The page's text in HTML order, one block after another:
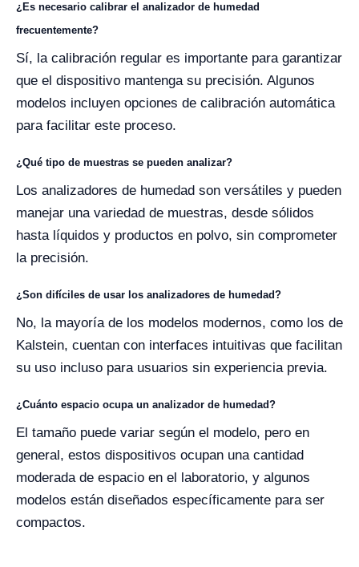
¿Es necesario calibrar el analizador de humedad
frecuentemente?
Sí, la calibración regular es importante para garantizar
que el dispositivo mantenga su precisión. Algunos
modelos incluyen opciones de calibración automática
para facilitar este proceso.
¿Qué tipo de muestras se pueden analizar?
Los analizadores de humedad son versátiles y pueden
manejar una variedad de muestras, desde sólidos
hasta líquidos y productos en polvo, sin comprometer
la precisión.
¿Son difíciles de usar los analizadores de humedad?
No, la mayoría de los modelos modernos, como los de
Kalstein, cuentan con interfaces intuitivas que facilitan
su uso incluso para usuarios sin experiencia previa.
¿Cuánto espacio ocupa un analizador de humedad?
El tamaño puede variar según el modelo, pero en
general, estos dispositivos ocupan una cantidad
moderada de espacio en el laboratorio, y algunos
modelos están diseñados específicamente para ser
compactos.